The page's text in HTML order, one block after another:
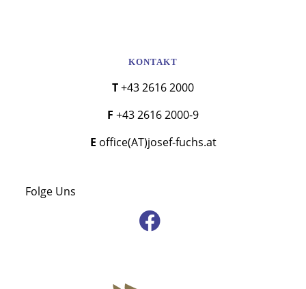
KONTAKT
T +43 2616 2000
F +43 2616 2000-9
E office(AT)josef-fuchs.at
Folge Uns